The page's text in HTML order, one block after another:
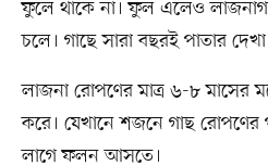
ফুলে থাকে না। ফুল এলেও
চলে। গাছে সারা বছরই পাতার দেখা
লাজনা রোপণের মাত্র ৬-৮
করে। যেখানে শজনে গাছ
লাগে ফলন আসতে।